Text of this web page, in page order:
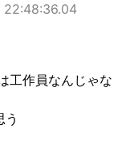
工作員なんじゃな